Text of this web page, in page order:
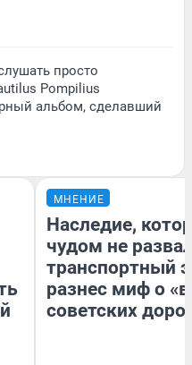
просто
Pompilius
альбом, сделавший
МНЕНИЕ
Наследие,
чудом не
транспортный
разнес миф о
советских